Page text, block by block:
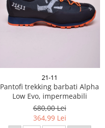
21-11
Pantofi trekking barbati Alpha
Low Evo, impermeabili
680,00 Lei
364,99 Lei